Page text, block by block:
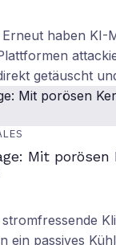
haben KI-
getäuscht
Mit porösen
ein passives